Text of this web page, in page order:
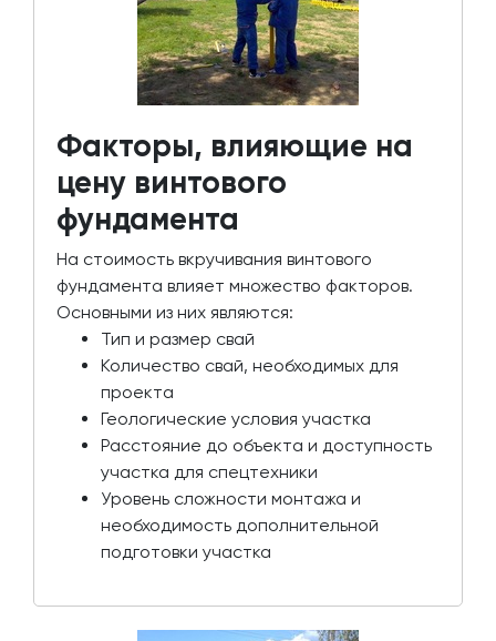
Факторы, влияющие на
цену винтового
фундамента
На стоимость вкручивания винтового
фундамента влияет множество факторов.
Основными из них являются:
Тип и размер свай
Количество свай, необходимых для
проекта
Геологические условия участка
Расстояние до объекта и доступность
участка для спецтехники
Уровень сложности монтажа и
необходимость дополнительной
подготовки участка